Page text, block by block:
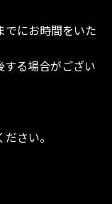
でにお時間をいた
する場合がござい
さい。